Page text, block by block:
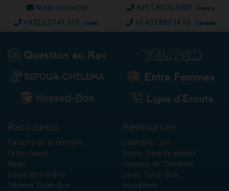
Nous contacter +33.1.80.20.5000 France
+972.2.37.41.515 Israël +1.437.887.14.93 Canada
Raccourcis
Paracha de la semaine
Fêtes Juives
News
Cours Mp3-Vidéo
Yéchiva Torah-Box
Ressources
Calendrier Juif
Sidour (livre de prière)
Horaires de Chabbath
Livres Torah-Box
Inscription